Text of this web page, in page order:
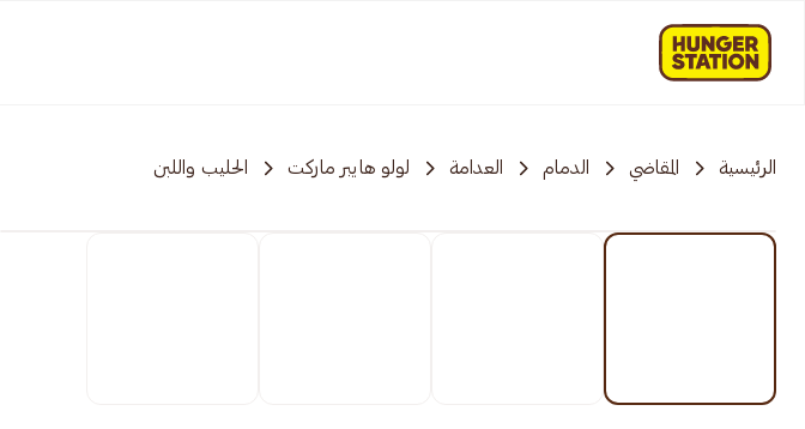
الرئيسية المقاضي الدمام العدامة لولو هايبر ماركت الحليب واللبن